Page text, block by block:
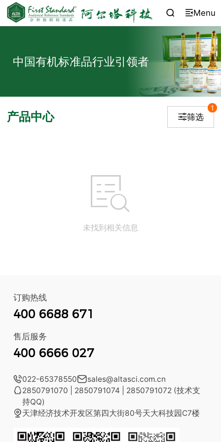
 Menu
中国有机标准品行业引领者
产品中心 筛选
1

未找到相关信息
订购热线
400 6688 671
售后服务
400 6666 027
022-65378550sales@altasci.com.cn
2850791070 | 2850791074 | 2850791072 (技术支
持QQ)
天津经济技术开发区第四大街80号天大科技园C7楼